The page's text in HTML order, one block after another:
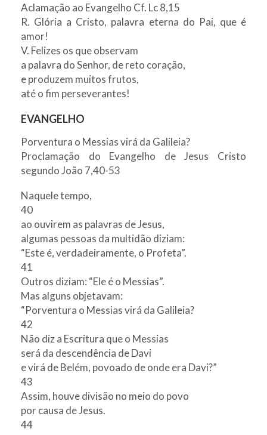
Aclamação ao Evangelho Cf. Lc 8,15
R. Glória a Cristo, palavra eterna do Pai, que é
amor!
V. Felizes os que observam
a palavra do Senhor, de reto coração,
e produzem muitos frutos,
até o fim perseverantes!
EVANGELHO
Porventura o Messias virá da Galileia?
Proclamação do Evangelho de Jesus Cristo
segundo João 7,40-53
Naquele tempo,
40
ao ouvirem as palavras de Jesus,
algumas pessoas da multidão diziam:
“Este é, verdadeiramente, o Profeta”.
41
Outros diziam: “Ele é o Messias”.
Mas alguns objetavam:
“Porventura o Messias virá da Galileia?
42
Não diz a Escritura que o Messias
será da descendência de Davi
e virá de Belém, povoado de onde era Davi?”
43
Assim, houve divisão no meio do povo
por causa de Jesus.
44